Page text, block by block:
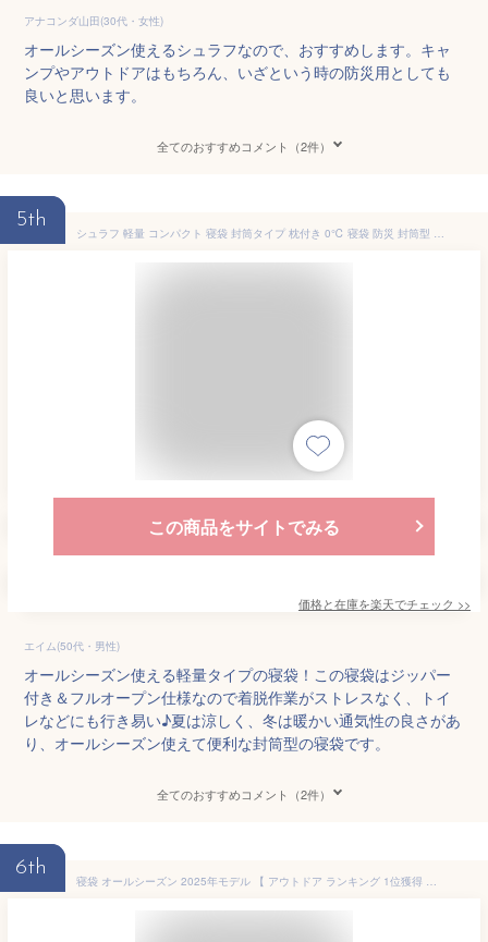
アナコンダ山田(30代・女性)
オールシーズン使えるシュラフなので、おすすめします。キャ
ンプやアウトドアはもちろん、いざという時の防災用としても
良いと思います。
全てのおすすめコメント（2件）
5th
シュラフ 軽量 コンパクト 寝袋 封筒タイプ 枕付き 0℃ 寝袋 防災 封筒型 オールシーズン 枕付き ジッパー付き フルオープン レジャー 山登り コンパクト あったかい アウトドア 通気性 寝袋 冬用 E200 [2501SO]
この商品をサイトでみる
価格と在庫を楽天でチェック >>
エイム(50代・男性)
オールシーズン使える軽量タイプの寝袋！この寝袋はジッパー
付き＆フルオープン仕様なので着脱作業がストレスなく、トイ
レなどにも行き易い♪夏は涼しく、冬は暖かい通気性の良さがあ
り、オールシーズン使えて便利な封筒型の寝袋です。
全てのおすすめコメント（2件）
6th
寝袋 オールシーズン 2025年モデル 【 アウトドア ランキング 1位獲得 】 シュラフ 封筒型 -15℃ 封筒型寝袋 封筒型シュラフ 夏 夏用 オール シーズン シェラフ 洗える 車中泊 コンパクト 大きい ワイド 家庭用 キャンプ おしゃれ あったか 洗濯 部屋 室内 オール シーズン